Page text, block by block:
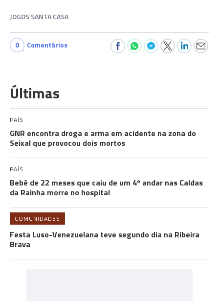
JOGOS SANTA CASA
0 Comentários
Últimas
PAÍS
GNR encontra droga e arma em acidente na zona do
Seixal que provocou dois mortos
PAÍS
Bebé de 22 meses que caiu de um 4º andar nas Caldas
da Rainha morre no hospital
COMUNIDADES
Festa Luso-Venezuelana teve segundo dia na Ribeira
Brava